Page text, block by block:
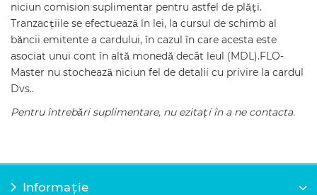
niciun comision suplimentar pentru astfel de plăți.
Tranzacțiile se efectuează în lei, la cursul de schimb al
băncii emitente a cardului, în cazul în care acesta este
asociat unui cont în altă monedă decât leul (MDL).FLO-
Master nu stochează niciun fel de detalii cu privire la cardul
Dvs..
Pentru întrebări suplimentare, nu ezitați în a ne contacta.
Informație